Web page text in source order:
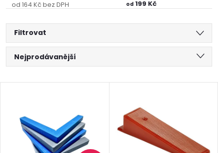
od 199 Kč
od 164 Kč bez DPH
Filtrovat
Ř
a
Nejprodávanější
Abecedně